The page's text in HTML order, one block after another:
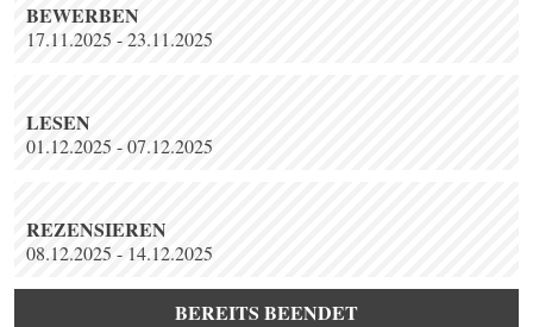
BEWERBEN
17.11.2025 - 23.11.2025
LESEN
01.12.2025 - 07.12.2025
REZENSIEREN
08.12.2025 - 14.12.2025
BEREITS BEENDET